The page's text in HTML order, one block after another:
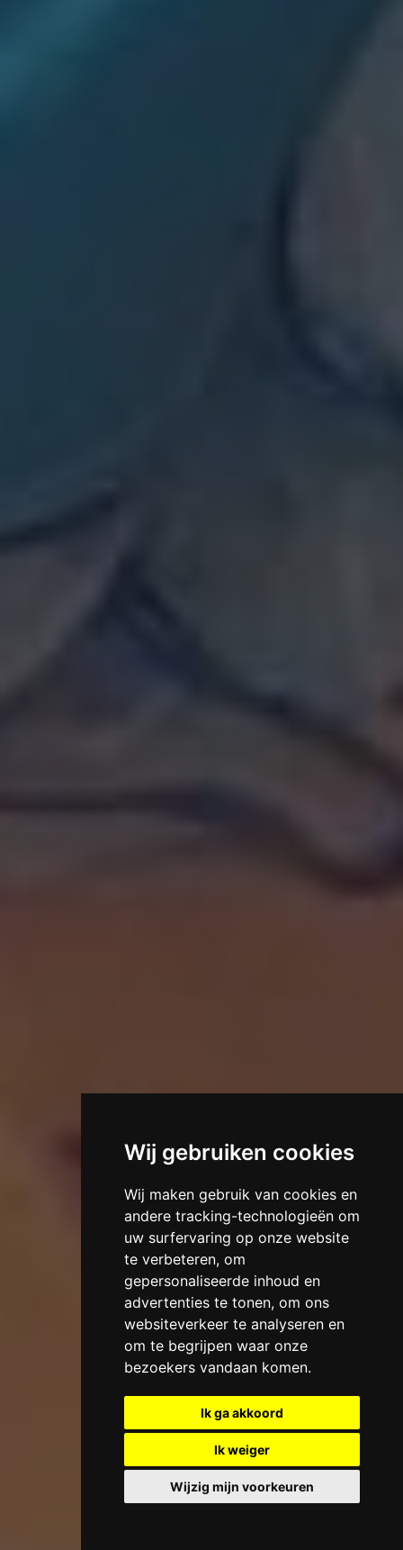
Wij gebruiken cookies
Wij maken gebruik van cookies en
andere tracking-technologieën om
uw surfervaring op onze website
te verbeteren, om
gepersonaliseerde inhoud en
advertenties te tonen, om ons
websiteverkeer te analyseren en
om te begrijpen waar onze
bezoekers vandaan komen.
Ik ga akkoord
Ik weiger
Wijzig mijn voorkeuren